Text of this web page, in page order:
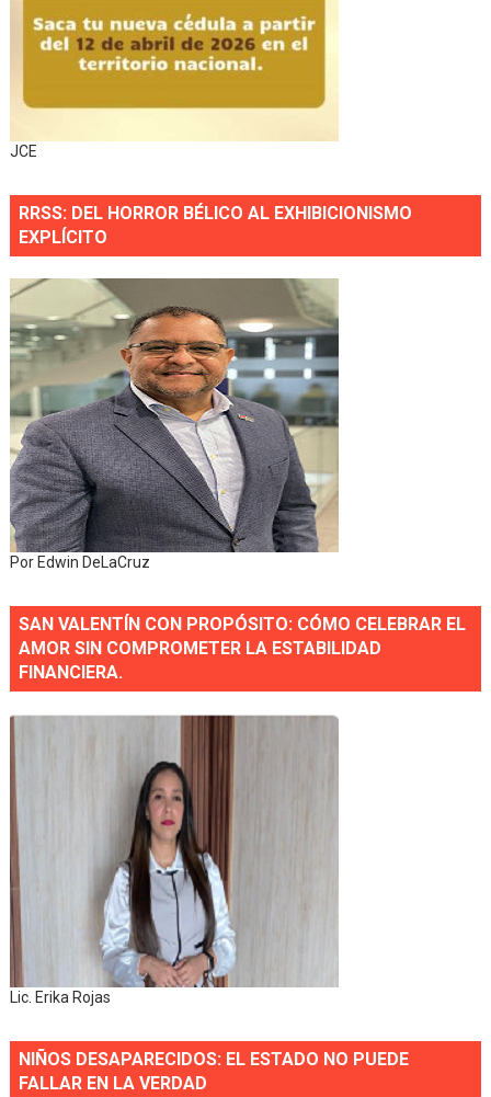
JCE
RRSS: DEL HORROR BÉLICO AL EXHIBICIONISMO
EXPLÍCITO
Por Edwin DeLaCruz
SAN VALENTÍN CON PROPÓSITO: CÓMO CELEBRAR EL
AMOR SIN COMPROMETER LA ESTABILIDAD
FINANCIERA.
Lic. Erika Rojas
NIÑOS DESAPARECIDOS: EL ESTADO NO PUEDE
FALLAR EN LA VERDAD